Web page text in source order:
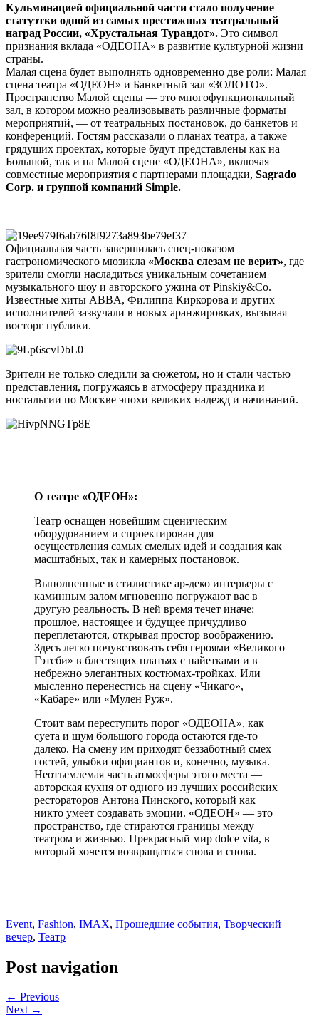
Кульминацией официальной части стало получение
статуэтки одной из самых престижных театральный
наград России, «Хрустальная Турандот». Это символ
признания вклада «ОДЕОНА» в развитие культурной жизни
страны.
Малая сцена будет выполнять одновременно две роли: Малая
сцена театра «ОДЕОН» и Банкетный зал «ЗОЛОТО».
Пространство Малой сцены — это многофункциональный
зал, в котором можно реализовывать различные форматы
мероприятий, — от театральных постановок, до банкетов и
конференций. Гостям рассказали о планах театра, а также
грядущих проектах, которые будут представлены как на
Большой, так и на Малой сцене «ОДЕОНА», включая
совместные мероприятия с партнерами площадки, Sagrado
Corp. и группой компаний Simple.
Официальная часть завершилась спец-показом
гастрономического мюзикла «Москва слезам не верит», где
зрители смогли насладиться уникальным сочетанием
музыкального шоу и авторского ужина от Pinskiy&Co.
Известные хиты ABBA, Филиппа Киркорова и других
исполнителей зазвучали в новых аранжировках, вызывая
восторг публики.
Зрители не только следили за сюжетом, но и стали частью
представления, погружаясь в атмосферу праздника и
ностальгии по Москве эпохи великих надежд и начинаний.
О театре «ОДЕОН»:
Театр оснащен новейшим сценическим
оборудованием и спроектирован для
осуществления самых смелых идей и создания как
масштабных, так и камерных постановок.
Выполненные в стилистике ар-деко интерьеры с
каминным залом мгновенно погружают вас в
другую реальность. В ней время течет иначе:
прошлое, настоящее и будущее причудливо
переплетаются, открывая простор воображению.
Здесь легко почувствовать себя героями «Великого
Гэтсби» в блестящих платьях с пайетками и в
небрежно элегантных костюмах-тройках. Или
мысленно перенестись на сцену «Чикаго»,
«Кабаре» или «Мулен Руж».
Стоит вам переступить порог «ОДЕОНА», как
суета и шум большого города остаются где-то
далеко. На смену им приходят беззаботный смех
гостей, улыбки официантов и, конечно, музыка.
Неотъемлемая часть атмосферы этого места —
авторская кухня от одного из лучших российских
рестораторов Антона Пинского, который как
никто умеет создавать эмоции. «ОДЕОН» — это
пространство, где стираются границы между
театром и жизнью. Прекрасный мир dolce vita, в
который хочется возвращаться снова и снова.
Event, Fashion, IMAX, Прошедшие события, Творческий
вечер, Театр
Post navigation
← Previous
Next →